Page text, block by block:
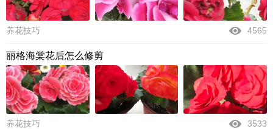
养花技巧 4565
丽格海棠花后怎么修剪
养花技巧 3533